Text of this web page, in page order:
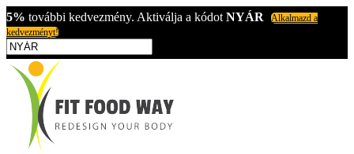
5% további kedvezmény. Aktiválja a kódot NYÁR
Alkalmazd a
kedvezményt!